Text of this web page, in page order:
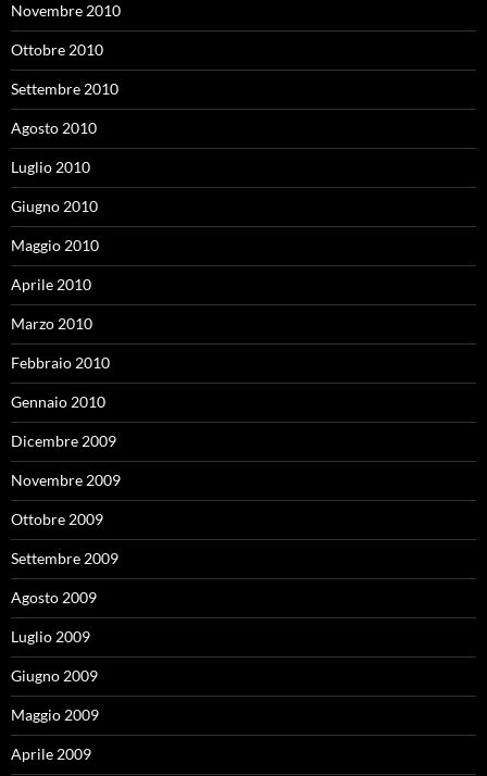
Novembre 2010
Ottobre 2010
Settembre 2010
Agosto 2010
Luglio 2010
Giugno 2010
Maggio 2010
Aprile 2010
Marzo 2010
Febbraio 2010
Gennaio 2010
Dicembre 2009
Novembre 2009
Ottobre 2009
Settembre 2009
Agosto 2009
Luglio 2009
Giugno 2009
Maggio 2009
Aprile 2009